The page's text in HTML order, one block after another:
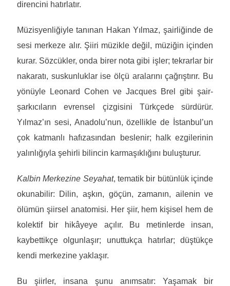
direncini hatırlatır.
Müzisyenliğiyle tanınan Hakan Yılmaz, şairliğinde de
sesi merkeze alır. Şiiri müzikle değil, müziğin içinden
kurar. Sözcükler, onda birer nota gibi işler; tekrarlar bir
nakaratı, suskunluklar ise ölçü aralarını çağrıştırır. Bu
yönüyle Leonard Cohen ve Jacques Brel gibi şair-
şarkıcıların evrensel çizgisini Türkçede sürdürür.
Yılmaz’ın sesi, Anadolu’nun, özellikle de İstanbul’un
çok katmanlı hafızasından beslenir; halk ezgilerinin
yalınlığıyla şehirli bilincin karmaşıklığını buluşturur.
Kalbin Merkezine Seyahat, tematik bir bütünlük içinde
okunabilir: Dilin, aşkın, göçün, zamanın, ailenin ve
ölümün şiirsel anatomisi. Her şiir, hem kişisel hem de
kolektif bir hikâyeye açılır. Bu metinlerde insan,
kaybettikçe olgunlaşır; unuttukça hatırlar; düştükçe
kendi merkezine yaklaşır.
Bu şiirler, insana şunu anımsatır: Yaşamak bir